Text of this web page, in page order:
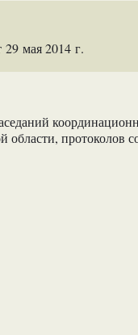
мая 2014 г.
области, протоколов